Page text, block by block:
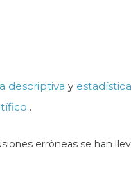
descriptiva y
.
erróneas se han